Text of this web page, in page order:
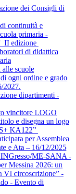
dei Consigli di
continuità e
primaria -
II edizione
di didattica
scuole
ogni ordine e grado
2027.
dipartimenti -
vincitore LOGO
e disegna un logo
KA122”
per Assemblea
e Ata – 16/12/2025
ME-SANA -
Messina 2026: un
VI circoscrizione” -
- Evento di